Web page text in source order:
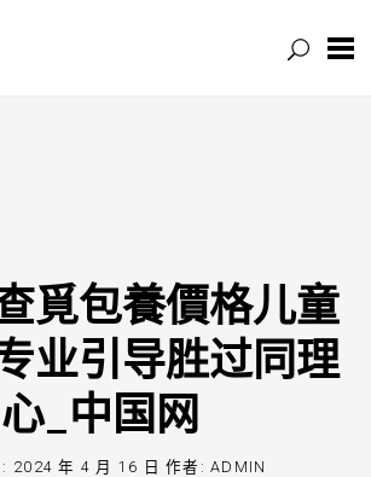
覓包養價格儿童
业引导胜过同理
心_中国网
2024 年 4 月 16 日 作者:ADMIN